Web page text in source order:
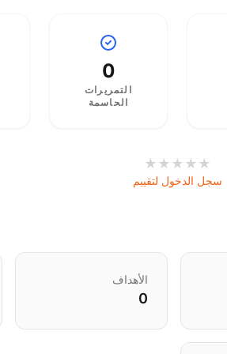
0
التمريرات
الحاسمة
★
★
★
★
★
سجل الدخول لتقييم
الأهداف
0